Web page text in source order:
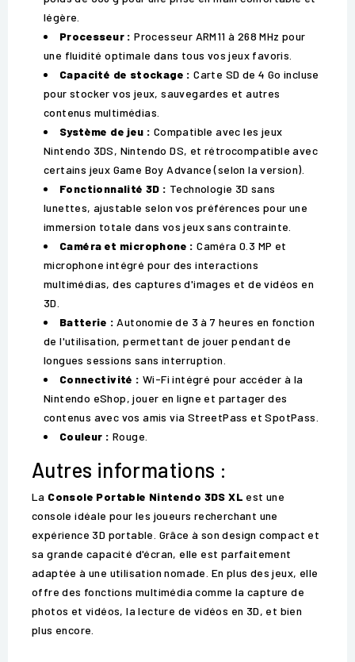
légère.
Processeur : Processeur ARM11 à 268 MHz pour
une fluidité optimale dans tous vos jeux favoris.
Capacité de stockage : Carte SD de 4 Go incluse
pour stocker vos jeux, sauvegardes et autres
contenus multimédias.
Système de jeu : Compatible avec les jeux
Nintendo 3DS, Nintendo DS, et rétrocompatible avec
certains jeux Game Boy Advance (selon la version).
Fonctionnalité 3D : Technologie 3D sans
lunettes, ajustable selon vos préférences pour une
immersion totale dans vos jeux sans contrainte.
Caméra et microphone : Caméra 0.3 MP et
microphone intégré pour des interactions
multimédias, des captures d'images et de vidéos en
3D.
Batterie : Autonomie de 3 à 7 heures en fonction
de l'utilisation, permettant de jouer pendant de
longues sessions sans interruption.
Connectivité : Wi-Fi intégré pour accéder à la
Nintendo eShop, jouer en ligne et partager des
contenus avec vos amis via StreetPass et SpotPass.
Couleur : Rouge.
Autres informations :
La Console Portable Nintendo 3DS XL est une
console idéale pour les joueurs recherchant une
expérience 3D portable. Grâce à son design compact et
sa grande capacité d'écran, elle est parfaitement
adaptée à une utilisation nomade. En plus des jeux, elle
offre des fonctions multimédia comme la capture de
photos et vidéos, la lecture de vidéos en 3D, et bien
plus encore.